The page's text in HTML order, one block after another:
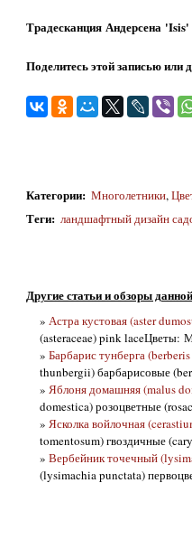
Традесканция Андерсена 'Isis'
Поделитесь этой записью или
Категории: Многолетники,
Теги: ландшафтный дизайн
Другие статьи и обзоры
» Астра кустовая (aster
(asteraceae) pink laceЦветы:
» Барбарис тунберга
thunbergii) барбарисовые
» Яблоня домашняя (malus
domestica) розоцветные
» Ясколка войлочная
tomentosum) гвоздичные
» Вербейник точечный
(lysimachia punctata)